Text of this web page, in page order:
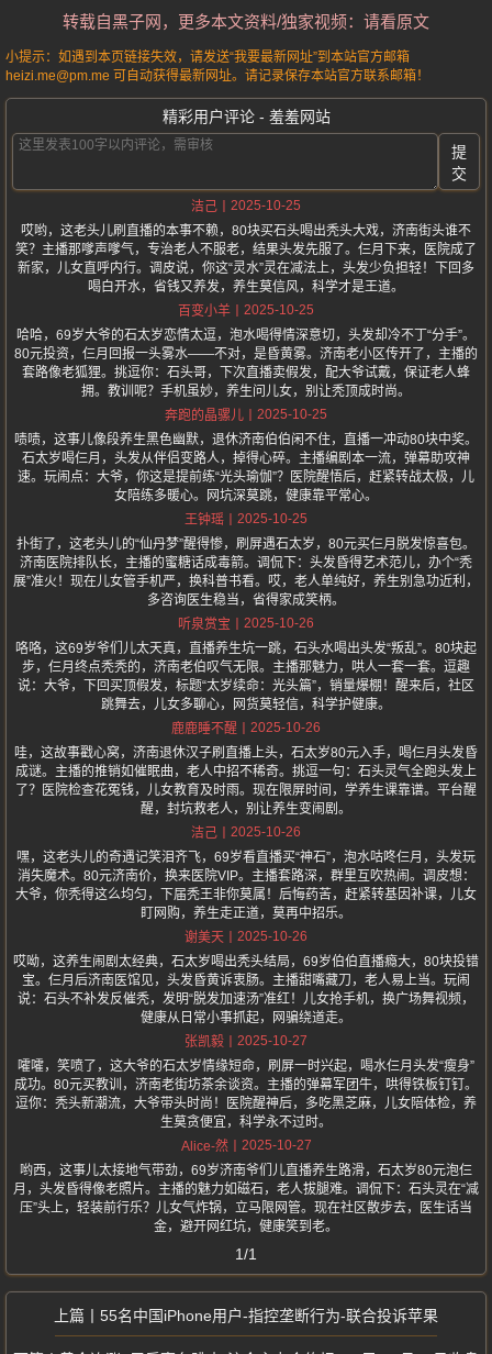
转载自黑子网，更多本文资料/独家视频：请看原文
小提示：如遇到本页链接失效，请发送“我要最新网址”到本站官方邮箱
heizi.me@pm.me 可自动获得最新网址。请记录保存本站官方联系邮箱！
精彩用户评论 - 羞羞网站
提
交
洁己
2025-10-25
哎哟，这老头儿刷直播的本事不赖，80块买石头喝出秃头大戏，济南街头谁不
笑？主播那嗲声嗲气，专治老人不服老，结果头发先服了。仨月下来，医院成了
新家，儿女直呼内行。调皮说，你这“灵水”灵在减法上，头发少负担轻！下回多
喝白开水，省钱又养发，养生莫信风，科学才是王道。
百变小羊
2025-10-25
哈哈，69岁大爷的石太岁恋情太逗，泡水喝得情深意切，头发却冷不丁“分手”。
80元投资，仨月回报一头雾水——不对，是昏黄雾。济南老小区传开了，主播的
套路像老狐狸。挑逗你：石头哥，下次直播卖假发，配大爷试戴，保证老人蜂
拥。教训呢？手机虽妙，养生问儿女，别让秃顶成时尚。
奔跑的晶骡儿
2025-10-25
啧啧，这事儿像段养生黑色幽默，退休济南伯伯闲不住，直播一冲动80块中奖。
石太岁喝仨月，头发从伴侣变路人，掉得心碎。主播编剧本一流，弹幕助攻神
速。玩闹点：大爷，你这是提前练“光头瑜伽”？医院醒悟后，赶紧转战太极，儿
女陪练多暖心。网坑深莫跳，健康靠平常心。
王钟瑶
2025-10-25
扑街了，这老头儿的“仙丹梦”醒得惨，刷屏遇石太岁，80元买仨月脱发惊喜包。
济南医院排队长，主播的蜜糖话成毒箭。调侃下：头发昏得艺术范儿，办个“秃
展”准火！现在儿女管手机严，换科普书看。哎，老人单纯好，养生别急功近利，
多咨询医生稳当，省得家成笑柄。
听泉赏宝
2025-10-26
咯咯，这69岁爷们儿太天真，直播养生坑一跳，石头水喝出头发“叛乱”。80块起
步，仨月终点秃秃的，济南老伯叹气无限。主播那魅力，哄人一套一套。逗趣
说：大爷，下回买顶假发，标题“太岁续命：光头篇”，销量爆棚！醒来后，社区
跳舞去，儿女多聊心，网货莫轻信，科学护健康。
鹿鹿睡不醒
2025-10-26
哇，这故事戳心窝，济南退休汉子刷直播上头，石太岁80元入手，喝仨月头发昏
成谜。主播的推销如催眠曲，老人中招不稀奇。挑逗一句：石头灵气全跑头发上
了？医院检查花冤钱，儿女教育及时雨。现在限屏时间，学养生课靠谱。平台醒
醒，封坑救老人，别让养生变闹剧。
洁己
2025-10-26
嘿，这老头儿的奇遇记笑泪齐飞，69岁看直播买“神石”，泡水咕咚仨月，头发玩
消失魔术。80元济南价，换来医院VIP。主播套路深，群里互吹热闹。调皮想：
大爷，你秃得这么均匀，下届秃王非你莫属！后悔药苦，赶紧转基因补课，儿女
盯网购，养生走正道，莫再中招乐。
谢美天
2025-10-26
哎呦，这养生闹剧太经典，石太岁喝出秃头结局，69岁伯伯直播瘾大，80块投错
宝。仨月后济南医馆见，头发昏黄诉衷肠。主播甜嘴藏刀，老人易上当。玩闹
说：石头不补发反催秃，发明“脱发加速汤”准红！儿女抢手机，换广场舞视频，
健康从日常小事抓起，网骗绕道走。
张凯毅
2025-10-27
嚯嚯，笑喷了，这大爷的石太岁情缘短命，刷屏一时兴起，喝水仨月头发“瘦身”
成功。80元买教训，济南老街坊茶余谈资。主播的弹幕军团牛，哄得铁板钉钉。
逗你：秃头新潮流，大爷带头时尚！医院醒神后，多吃黑芝麻，儿女陪体检，养
生莫贪便宜，科学永不过时。
Alice-然
2025-10-27
哟西，这事儿太接地气带劲，69岁济南爷们儿直播养生路滑，石太岁80元泡仨
月，头发昏得像老照片。主播的魅力如磁石，老人拔腿难。调侃下：石头灵在“减
压”头上，轻装前行乐？儿女气炸锅，立马限网管。现在社区散步去，医生话当
金，避开网红坑，健康笑到老。
1/1
55名中国iPhone用户-指控垄断行为-联合投诉苹果